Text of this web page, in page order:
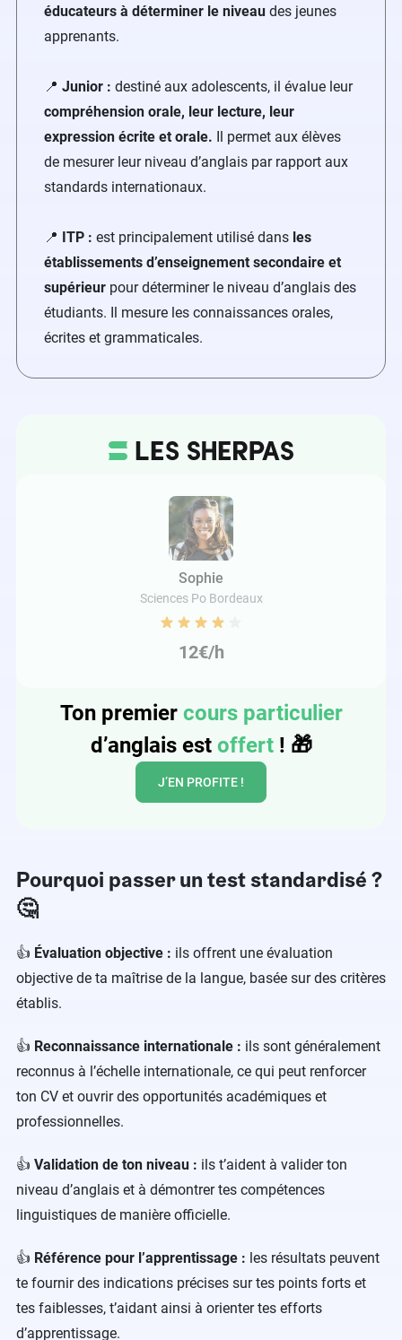
éducateurs à déterminer le niveau des jeunes
apprenants.
📍 Junior : destiné aux adolescents, il évalue leur
compréhension orale, leur lecture, leur
expression écrite et orale. Il permet aux élèves
de mesurer leur niveau d’anglais par rapport aux
standards internationaux.
📍 ITP : est principalement utilisé dans les
établissements d’enseignement secondaire et
supérieur pour déterminer le niveau d’anglais des
étudiants. Il mesure les connaissances orales,
écrites et grammaticales.
Sophie
Sciences Po Bordeaux
12€/h
Ton premier cours particulier
d’anglais est offert! 🎁
J’EN PROFITE !
Pourquoi passer un test standardisé ?
🤔
👍 Évaluation objective : ils offrent une évaluation
objective de ta maîtrise de la langue, basée sur des critères
établis.
👍 Reconnaissance internationale : ils sont généralement
reconnus à l’échelle internationale, ce qui peut renforcer
ton CV et ouvrir des opportunités académiques et
professionnelles.
👍 Validation de ton niveau : ils t’aident à valider ton
niveau d’anglais et à démontrer tes compétences
linguistiques de manière officielle.
👍 Référence pour l’apprentissage : les résultats peuvent
te fournir des indications précises sur tes points forts et
tes faiblesses, t’aidant ainsi à orienter tes efforts
d’apprentissage.